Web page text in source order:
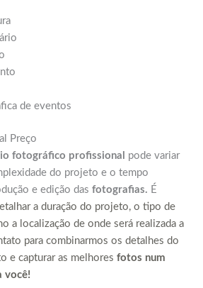
de eventos
Preço
fotográfico profissional
pode variar
do projeto e o tempo
e edição das fotografias. É
a duração do projeto, o tipo de
a localização de onde será realizada a
para combinarmos os detalhes do
e capturar as melhores fotos num
você!